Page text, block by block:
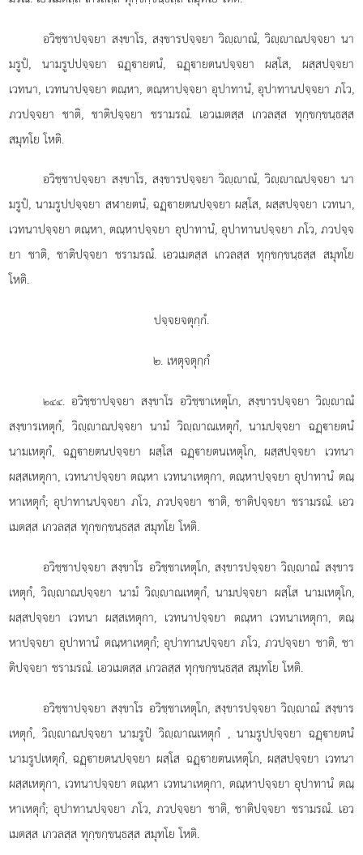
อวิชฺชาปจฺจยา สงฺขาโร, สงฺขารปจฺจยา วิฺาณํ, วิฺาณปจฺจยา นา
มรูปํ, นามรูปปจฺจยา ฉฏฺายตนํ, ฉฏฺายตนปจฺจยา ผสฺโส, ผสฺสปจฺจยา
เวทนา, เวทนาปจฺจยา ตณฺหา, ตณฺหาปจฺจยา อุปาทานํ, อุปาทานปจฺจยา ภโว,
ภวปจฺจยา ชาติ, ชาติปจฺจยา ชรามรณํ. เอวเมตสฺส เกวลสฺส ทุกฺขกฺขนฺธสฺส
สมุทโยโหติ.
อวิชฺชาปจฺจยา สงฺขาโร, สงฺขารปจฺจยา วิฺาณํ, วิฺาณปจฺจยา นา
มรูปํ, นามรูปปจฺจยา สฬายตนํ, ฉฏฺายตนปจฺจยา ผสฺโส, ผสฺสปจฺจยา เวทนา,
เวทนาปจฺจยา ตณฺหา, ตณฺหาปจฺจยา อุปาทานํ, อุปาทานปจฺจยา ภโว, ภวปจฺจ
ยา ชาติ, ชาติปจฺจยา ชรามรณํ. เอวเมตสฺส เกวลสฺส ทุกฺขกฺขนฺธสฺส สมุทโย
โหติ.
ปจฺจยจตุกฺกํ.
๒. เหตุจตุกฺกํ
๒๔๔. อวิชฺชาปจฺจยาสงฺขาโร อวิชฺชาเหตุโก, สงฺขารปจฺจยา วิฺาณํ
สงฺขารเหตุกํ, วิฺาณปจฺจยา นามํ วิฺาณเหตุกํ, นามปจฺจยา ฉฏฺายตนํ
นามเหตุกํ, ฉฏฺายตนปจฺจยา ผสฺโส ฉฏฺายตนเหตุโก, ผสฺสปจฺจยา เวทนา
ผสฺสเหตุกา, เวทนาปจฺจยา ตณฺหา เวทนาเหตุกา, ตณฺหาปจฺจยา อุปาทานํ ตณฺ
หาเหตุกํ; อุปาทานปจฺจยา ภโว, ภวปจฺจยา ชาติ, ชาติปจฺจยา ชรามรณํ. เอว
เมตสฺส เกวลสฺส ทุกฺขกฺขนฺธสฺส สมุทโย โหติ.
อวิชฺชาปจฺจยา สงฺขาโร อวิชฺชาเหตุโก, สงฺขารปจฺจยา วิฺาณํ สงฺขาร
เหตุกํ, วิฺาณปจฺจยา นามํ วิฺาณเหตุกํ, นามปจฺจยา ผสฺโส นามเหตุโก,
ผสฺสปจฺจยา เวทนา ผสฺสเหตุกา, เวทนาปจฺจยา ตณฺหา เวทนาเหตุกา, ตณฺ
หาปจฺจยา อุปาทานํ ตณฺหาเหตุกํ; อุปาทานปจฺจยาภโว, ภวปจฺจยา ชาติ, ชา
ติปจฺจยา ชรามรณํ. เอวเมตสฺส เกวลสฺส ทุกฺขกฺขนฺธสฺส สมุทโย โหติ.
อวิชฺชาปจฺจยา สงฺขาโร อวิชฺชาเหตุโก, สงฺขารปจฺจยา วิฺาณํ สงฺขาร
เหตุกํ, วิฺาณปจฺจยา นามรูปํ วิฺาณเหตุกํ , นามรูปปจฺจยา ฉฏฺายตนํ
นามรูปเหตุกํ, ฉฏฺายตนปจฺจยา ผสฺโส ฉฏฺายตนเหตุโก, ผสฺสปจฺจยา เวทนา
ผสฺสเหตุกา, เวทนาปจฺจยา ตณฺหา เวทนาเหตุกา, ตณฺหาปจฺจยา อุปาทานํ ตณฺ
หาเหตุกํ; อุปาทานปจฺจยา ภโว, ภวปจฺจยา ชาติ, ชาติปจฺจยา ชรามรณํ. เอว
เมตสฺส เกวลสฺส ทุกฺขกฺขนฺธสฺส สมุทโย โหติ.